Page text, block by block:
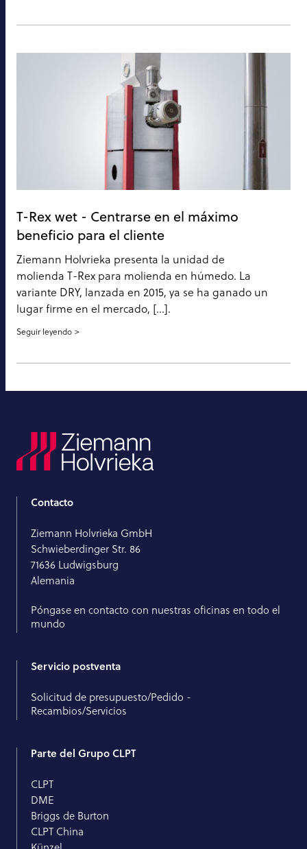
T-Rex wet - Centrarse en el máximo
beneficio para el cliente
Ziemann Holvrieka presenta la unidad de
molienda T-Rex para molienda en húmedo. La
variante DRY, lanzada en 2015, ya se ha ganado un
lugar firme en el mercado, [...].
Seguir leyendo
Contacto
Ziemann Holvrieka GmbH
Schwieberdinger Str. 86
71636 Ludwigsburg
Alemania
Póngase en contacto con nuestras oficinas en todo el
mundo
Servicio postventa
Solicitud de presupuesto/Pedido -
Recambios/Servicios
Parte del Grupo CLPT
CLPT
DME
Briggs de Burton
CLPT China